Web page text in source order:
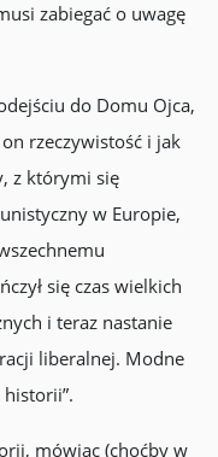
zabiegać o uwagę
do Domu Ojca,
rzeczywistość i jak
z którymi się
w Europie,
się czas wielkich
i teraz nastanie
liberalnej. Modne
mówiąc (choćby w